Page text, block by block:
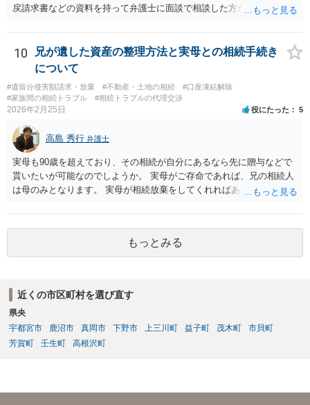
戻請求書などの資料を持って弁護士に面談で相談した方がよいと思い
10
兄が遺した資産の整理方法と実母との相続手続き
について
#遺留分侵害額請求・放棄 #不動産・土地の相続
#口座凍結解除
#家族間の相続トラブル
#相続トラブルの代理交渉
2026年2月25日 役にたった 5
高島 秀行 弁護士
実母も90歳を超えており、その相続が自分にあるなら先に贈与などで
貰いたいが可能なのでしようか。 実母がご存命であれば、兄の相続人
は母のみとなります。 実母が相続放棄をしてくれればあなた方兄弟及
ないと思います。
もっとみる
近くの市区町村を選び直す
県央
宇都宮市
鹿沼市 真岡市 下野市 上三川町 益子町 茂木町
市貝町
芳賀町
壬生町 高根沢町